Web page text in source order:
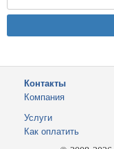
Контакты
Компания
Услуги
Как оплатить